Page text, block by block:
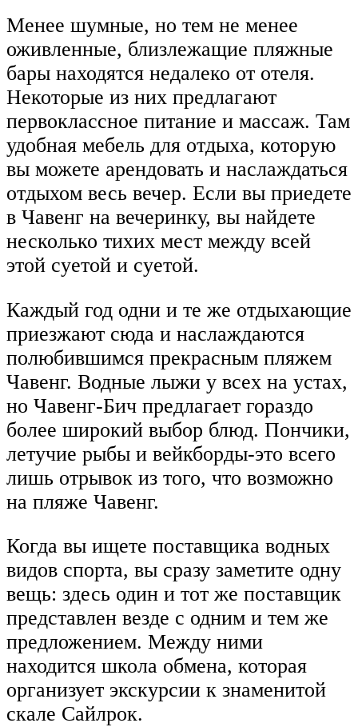
Менее шумные, но тем не менее
оживленные, близлежащие пляжные
бары находятся недалеко от отеля.
Некоторые из них предлагают
первоклассное питание и массаж. Там
удобная мебель для отдыха, которую
вы можете арендовать и наслаждаться
отдыхом весь вечер. Если вы приедете
в Чавенг на вечеринку, вы найдете
несколько тихих мест между всей
этой суетой и суетой.
Каждый год одни и те же отдыхающие
приезжают сюда и наслаждаются
полюбившимся прекрасным пляжем
Чавенг. Водные лыжи у всех на устах,
но Чавенг-Бич предлагает гораздо
более широкий выбор блюд. Пончики,
летучие рыбы и вейкборды-это всего
лишь отрывок из того, что возможно
на пляже Чавенг.
Когда вы ищете поставщика водных
видов спорта, вы сразу заметите одну
вещь: здесь один и тот же поставщик
представлен везде с одним и тем же
предложением. Между ними
находится школа обмена, которая
организует экскурсии к знаменитой
скале Сайлрок.